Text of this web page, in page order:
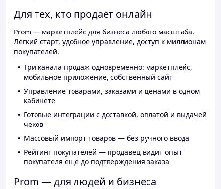
Для тех, кто продаёт онлайн
Prom — маркетплейс для бизнеса любого масштаба.
Лёгкий старт, удобное управление, доступ к миллионам
покупателей.
Три канала продаж одновременно: маркетплейс,
мобильное приложение, собственный сайт
Управление товарами, заказами и ценами в одном
кабинете
Готовые интеграции с доставкой, оплатой и выдачей
чеков
Массовый импорт товаров — без ручного ввода
Рейтинг покупателей — продавец видит опыт
покупателя ещё до подтверждения заказа
Prom — для людей и бизнеса